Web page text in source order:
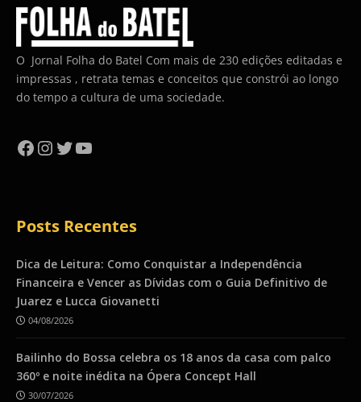
O Jornal Folha do Batel Com mais de 230 edições editadas e
impressas , retrata temas e conceitos que constrói ao longo
do tempo a cultura de uma sociedade.
Facebook
Instagram
Twitter
YouTube
Posts Recentes
Dica de Leitura: Como Conquistar a Independência
Financeira e Vencer as Dívidas com o Guia Definitivo de
Juarez e Lucca Giovanetti
04/08/2026
Bailinho do Bossa celebra os 18 anos da casa com palco
360º e noite inédita na Ópera Concept Hall
30/07/2026